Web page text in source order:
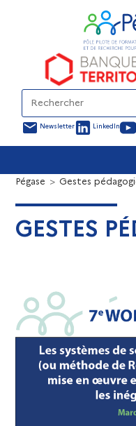
Newsletter LinkedIn
GESTES
Pégase > Gestes